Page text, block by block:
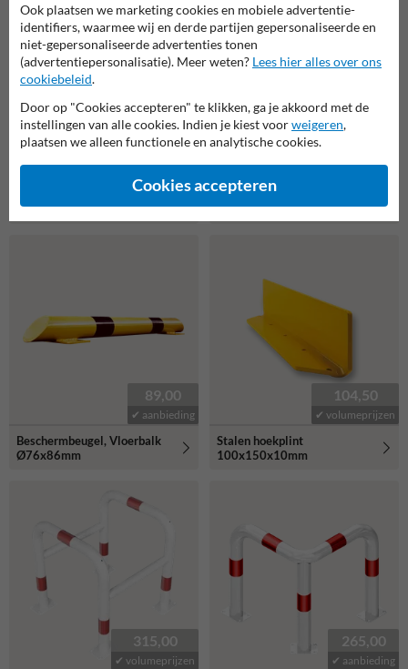
150,00
✔ volumeprijzen
Beschermbeugel, Vloerbalk
hoek Ø76x200mm
✔ aanbieding
Beschermbeugel, Vloerbalk
Ø76x200mm
89,00
✔ aanbieding
Beschermbeugel, Vloerbalk
Ø76x86mm
104,50
✔ volumeprijzen
Stalen hoekplint
100x150x10mm
315,00
✔ volumeprijzen
265,00
✔ aanbieding
Ook plaatsen we marketing cookies en mobiele advertentie-
identifiers, waarmee wij en derde partijen gepersonaliseerde en
niet-gepersonaliseerde advertenties tonen
(advertentiepersonalisatie). Meer weten? Lees hier alles over ons
cookiebeleid.
Door op "Cookies accepteren" te klikken, ga je akkoord met de
instellingen van alle cookies. Indien je kiest voorweigeren,
plaatsen we alleen functionele en analytische cookies.
Cookies accepteren